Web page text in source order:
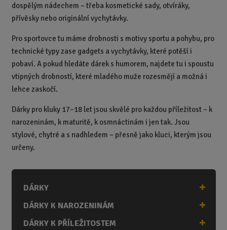
dospělým nádechem – třeba kosmetické sady, otvíráky,
přívěsky nebo originální vychytávky.
Pro sportovce tu máme drobnosti s motivy sportu a pohybu, pro
technické typy zase gadgets a vychytávky, které potěší i
pobaví. A pokud hledáte dárek s humorem, najdete tu i spoustu
vtipných drobností, které mladého muže rozesmějí a možná i
lehce zaskočí.
Dárky pro kluky 17–18 let jsou skvělé pro každou příležitost – k
narozeninám, k maturitě, k osmnáctinám i jen tak. Jsou
stylové, chytré a s nadhledem – přesně jako kluci, kterým jsou
určeny.
DÁRKY
DÁRKY K NAROZENINÁM
DÁRKY K PŘÍLEŽITOSTEM